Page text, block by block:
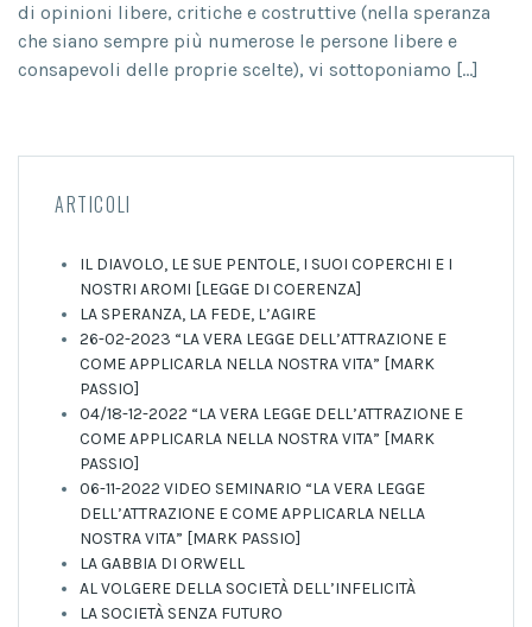
di opinioni libere, critiche e costruttive (nella speranza
che siano sempre più numerose le persone libere e
consapevoli delle proprie scelte), vi sottoponiamo […]
ARTICOLI
IL DIAVOLO, LE SUE PENTOLE, I SUOI COPERCHI E I
NOSTRI AROMI [LEGGE DI COERENZA]
LA SPERANZA, LA FEDE, L’AGIRE
26-02-2023 “LA VERA LEGGE DELL’ATTRAZIONE E
COME APPLICARLA NELLA NOSTRA VITA” [MARK
PASSIO]
04/18-12-2022 “LA VERA LEGGE DELL’ATTRAZIONE E
COME APPLICARLA NELLA NOSTRA VITA” [MARK
PASSIO]
06-11-2022 VIDEO SEMINARIO “LA VERA LEGGE
DELL’ATTRAZIONE E COME APPLICARLA NELLA
NOSTRA VITA” [MARK PASSIO]
LA GABBIA DI ORWELL
AL VOLGERE DELLA SOCIETÀ DELL’INFELICITÀ
LA SOCIETÀ SENZA FUTURO